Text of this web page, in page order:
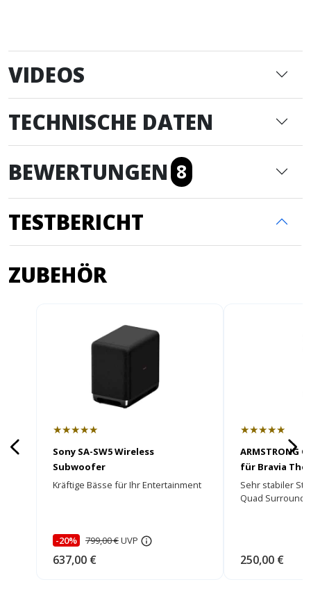
VIDEOS
TECHNISCHE DATEN
BEWERTUNGEN 8
TESTBERICHT
ZUBEHÖR
★★★★★
Sony SA-SW5 Wireless
Subwoofer
Kräftige Bässe für Ihr Entertainment
-20% 799,00 €UVP
637,00 €
★★★★★
ARMSTRONG
für Bravia
Sehr stabiler
Quad Surround
250,00 €